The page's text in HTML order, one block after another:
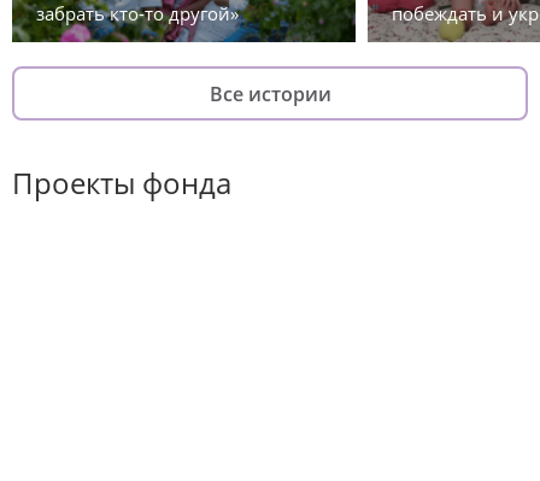
забрать кто-то другой»
побеждать и
Все истории
Проекты фонда